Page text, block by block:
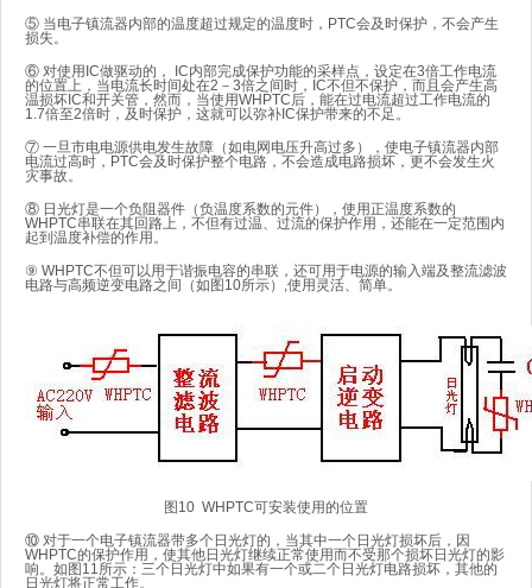
⑤ 当电子镇流器内部的温度超过规定的温度时，PTC会及时保护，不会产生
损失。
⑥ 对使用 IC做驱动的， IC内部完成保护功能的采样点，设定在3倍工作电流
的位置上，当电流长时间处在2－3倍之间时，IC不但不保护，而且会产生高
温损坏IC和开关管，然而，当使用WHPTC后，能在过电流超过工作电流的
1.7倍至2倍时，及时保护，这就可以弥补IC保护带来的不足。
⑦ 一旦市电电源供电发生故障（如电网电压升高过多），使电子镇流器内部
电流过高时，PTC会及时保护整个电路，不会造成电路损坏，更不会发生火
灾事故。
⑧ 日光灯是一个负阻器件（负温度系数的元件），使用正温度系数的
WHPTC串联在其回路上，不但有过温、过流的保护作用，还能在一定范围内
起到温度补偿的作用。
⑨ WHPTC不但可以用于谐振电容的串联，还可用于电源的输入端及整流滤波
电路与高频逆变电路之间（如图10所示）,使用灵活、简单。
图10 WHPTC可安装使用的位置
⑩ 对于一个电子镇流器带多个日光灯的，当其中一个日光灯损坏后，因
WHPTC的保护作用，使其他日光灯继续正常使用而不受那个损坏日光灯的影
响。如图11所示：三个日光灯中如果有一个或二个日光灯电路损坏，其他的
日光灯将正常工作。